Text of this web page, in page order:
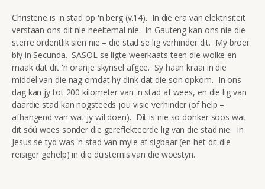
Christene is 'n stad op 'n berg (v.14). In die era van elektrisiteit
verstaan ons dit nie heeltemal nie. In Gauteng kan ons nie die
sterre ordentlik sien nie – die stad se lig verhinder dit. My broer
bly in Secunda. SASOL se ligte weerkaats teen die wolke en
maak dat dit 'n oranje skynsel afgee. Sy haan kraai in die
middel van die nag omdat hy dink dat die son opkom. In ons
dag kan jy tot 200 kilometer van 'n stad af wees, en die lig van
daardie stad kan nogsteeds jou visie verhinder (of help –
afhangend van wat jy wil doen). Dit is nie so donker soos wat
dit sóú wees sonder die gereflekteerde lig van die stad nie. In
Jesus se tyd was 'n stad van myle af sigbaar (en het dit die
reisiger gehelp) in die duisternis van die woestyn.